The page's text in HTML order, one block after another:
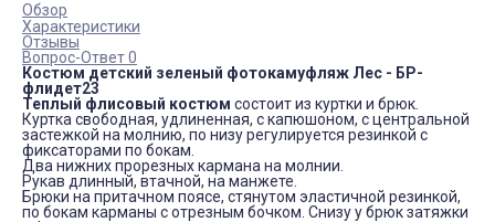
Обзор
Характеристики
Отзывы
Вопрос-Ответ 0
Костюм детский зеленый фотокамуфляж Лес - БР-
флидет23
Теплый флисовый костюм состоит из куртки и брюк.
Куртка свободная, удлиненная, с капюшоном, с центральной
застежкой на молнию, по низу регулируется резинкой с
фиксаторами по бокам.
Два нижних прорезных кармана на молнии.
Рукав длинный, втачной, на манжете.
Брюки на притачном поясе, стянутом эластичной резинкой,
по бокам карманы с отрезным бочком. Снизу у брюк затяжки